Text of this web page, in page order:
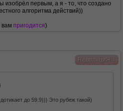
изобрёл первым, а я - то, что создано
алгоритма действий))
вам пригодится)
RеволициЯ
до 59.9))) Это рубеж такой)